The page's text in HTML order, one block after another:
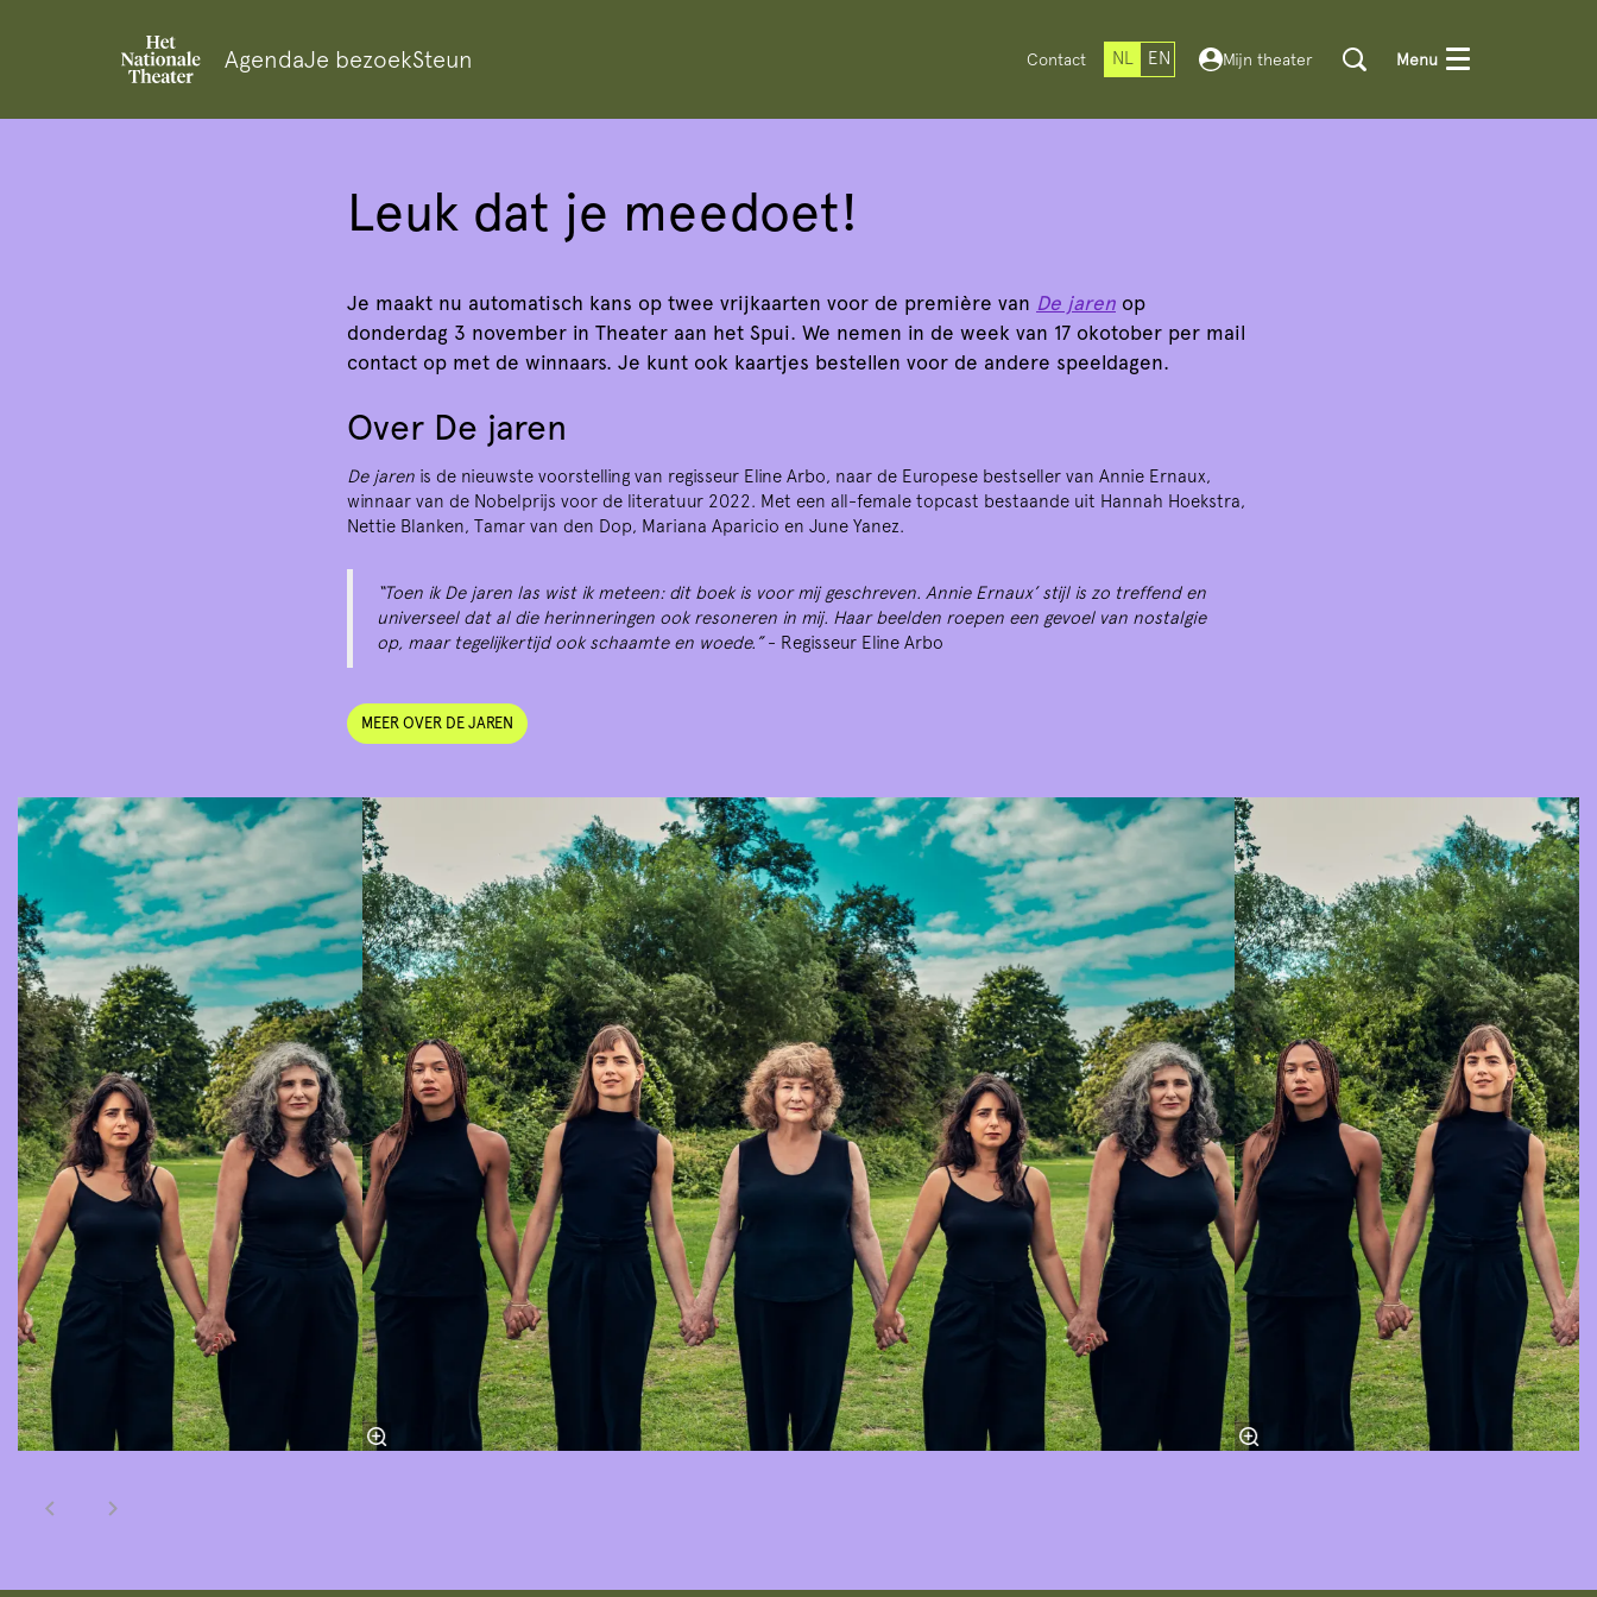
AgendaJe bezoekSteun Contact NL EN Mijn theater Menu
Leuk dat je meedoet!
Je maakt nu automatisch kans op twee vrijkaarten voor de première van De jaren op
donderdag 3 november in Theater aan het Spui. We nemen in de week van 17 okotober per mail
contact op met de winnaars. Je kunt ook kaartjes bestellen voor de andere speeldagen.
Over De jaren
De jaren is de nieuwste voorstelling van regisseur Eline Arbo, naar de Europese bestseller van Annie Ernaux,
winnaar van de Nobelprijs voor de literatuur 2022. Met een all-female topcast bestaande uit Hannah Hoekstra,
Nettie Blanken, Tamar van den Dop, Mariana Aparicio en June Yanez.
“Toen ik De jaren las wist ik meteen: dit boek is voor mij geschreven. Annie Ernaux’ stijl is zo treffend en
universeel dat al die herinneringen ook resoneren in mij. Haar beelden roepen een gevoel van nostalgie
op, maar tegelijkertijd ook schaamte en woede.”- Regisseur Eline Arbo
MEER OVER DE JAREN
Overslaan